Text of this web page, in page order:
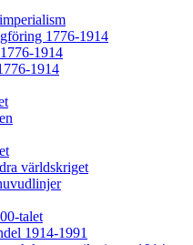
1776-1914
1914
1914
världskriget
talet
1914-1991